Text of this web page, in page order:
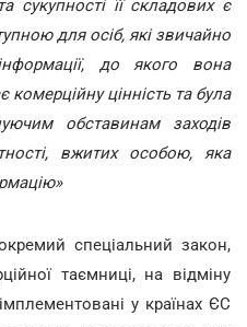
сукупності її складових є
для осіб, які звичайно
до якого вона
цінність та була
обставинам заходів
вжитих особою, яка
спеціальний закон,
таємниці, на відміну
у країнах ЄС